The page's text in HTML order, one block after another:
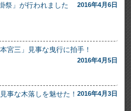
祭」が行われました 2016年4月6日
宮三」見事な曳行に拍手！
2016年4月5日
事な木落しを魅せた！ 2016年4月3日